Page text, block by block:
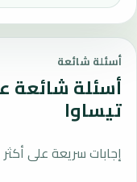
أسئلة شائعة
أسئلة شائعة
تيساوا
إجابات سريعة على أكثر